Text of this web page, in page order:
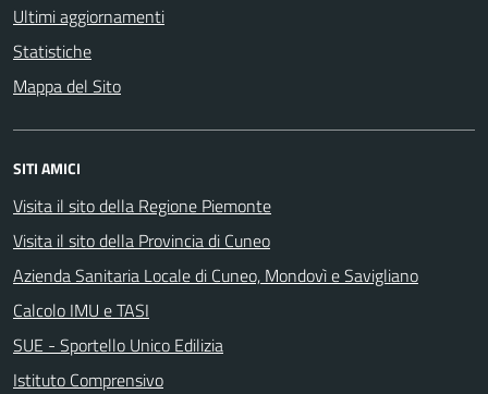
Ultimi aggiornamenti
Statistiche
Mappa del Sito
SITI AMICI
Visita il sito della Regione Piemonte
Visita il sito della Provincia di Cuneo
Azienda Sanitaria Locale di Cuneo, Mondovì e Savigliano
Calcolo IMU e TASI
SUE - Sportello Unico Edilizia
Istituto Comprensivo